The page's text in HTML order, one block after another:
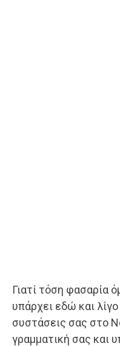
Γιατί τόση φασαρία
υπάρχει εδώ και
συστάσεις σας στο
γραμματική σας και